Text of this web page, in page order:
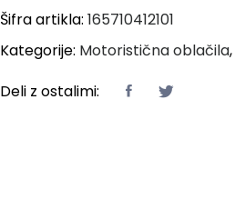
Šifra artikla: 165710412101
Kategorije: Motoristična oblačila,
Deli z ostalimi: